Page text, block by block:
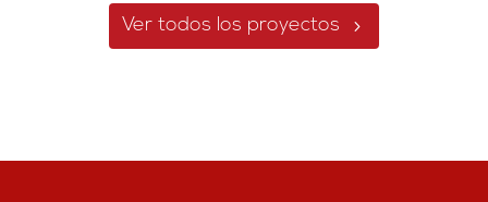
Ver todos los proyectos